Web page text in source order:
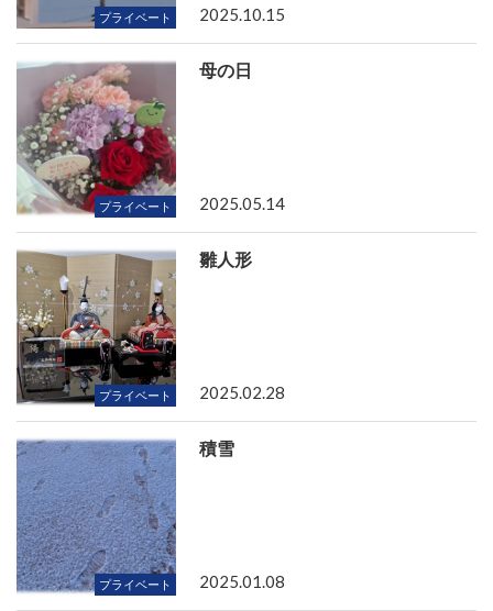
プライベート 2025.10.15
プライベート
母の日
2025.05.14
プライベート
雛人形
2025.02.28
プライベート
積雪
2025.01.08